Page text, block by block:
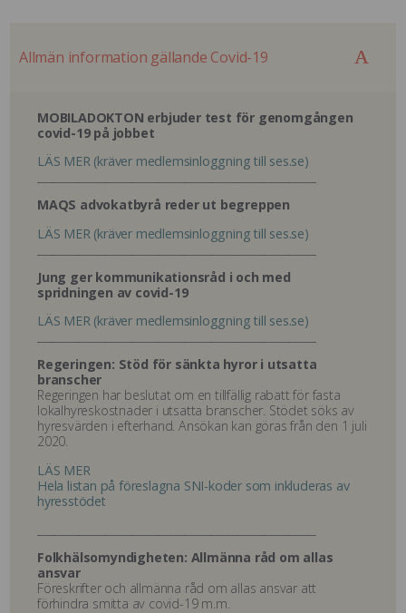
Allmän information gällande Covid-19
MOBILADOKTON erbjuder test för genomgången
covid-19 på jobbet
LÄS MER (kräver medlemsinloggning till ses.se)
MAQS advokatbyrå reder ut begreppen
LÄS MER (kräver medlemsinloggning till ses.se)
Jung ger kommunikationsråd i och med
spridningen av covid-19
LÄS MER (kräver medlemsinloggning till ses.se)
Regeringen: Stöd för sänkta hyror i utsatta
branscher
Regeringen har beslutat om en tillfällig rabatt för fasta
lokalhyreskostnader i utsatta branscher. Stödet söks av
hyresvärden i efterhand. Ansökan kan göras från den 1 juli
2020.
LÄS MER
Hela listan på föreslagna SNI-koder som inkluderas av
hyresstödet
Folkhälsomyndigheten: Allmänna råd om allas
ansvar
Föreskrifter och allmänna råd om allas ansvar att
förhindra smitta av covid-19 m.m.